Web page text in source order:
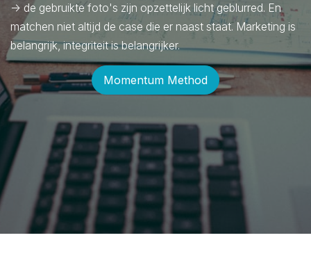
-> de gebruikte foto's zijn opzettelijk licht geblurred. En
matchen niet altijd de case die er naast staat. Marketing is
belangrijk, integriteit is belangrijker.
Momentum Method